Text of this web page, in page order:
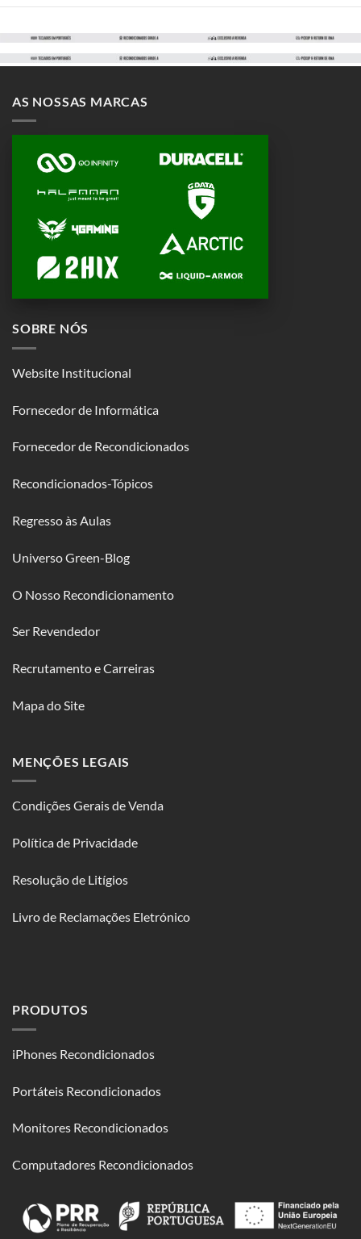
AS NOSSAS MARCAS
SOBRE NÓS
Website Institucional
Fornecedor de Informática
Fornecedor de Recondicionados
Recondicionados-Tópicos
Regresso às Aulas
Universo Green-Blog
O Nosso Recondicionamento
Ser Revendedor
Recrutamento e Carreiras
Mapa do Site
MENÇÕES LEGAIS
Condições Gerais de Venda
Política de Privacidade
Resolução de Litígios
Livro de Reclamações Eletrónico
PRODUTOS
iPhones Recondicionados
Portáteis Recondicionados
Monitores Recondicionados
Computadores Recondicionados